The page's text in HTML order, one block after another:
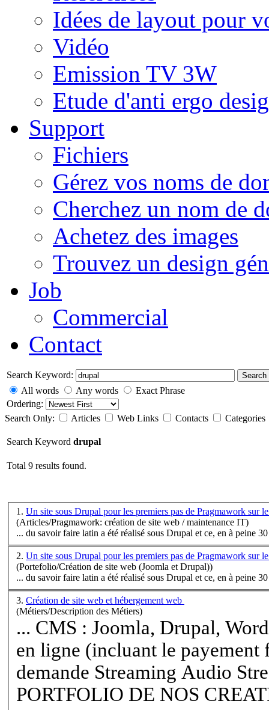
Idées de layout pour
Vidéo
Emission TV 3W
Etude d'anti ergo
Support
Fichiers
Gérez vos noms de
Cherchez un nom de
Achetez des images
Trouvez un design
Job
Commercial
Contact
Search Keyword: Search
All words Any words
Exact Phrase
Ordering:
Search Only:
Articles Web Links Contacts Categories
Search Keyword drupal
Total 9 results found.
1. Un site sous Drupal pour les premiers pas de Pragmawork sur
(Articles/Pragmawork: création de site web / maintenance IT)
... du savoir faire latin a été réalisé sous Drupal
2. Un site sous Drupal pour les premiers pas de Pragmawork sur
(Portefolio/Création de site web (Joomla et Drupal))
... du savoir faire latin a été réalisé sous Drupal
3. Création de site web et hébergement web
(Métiers/Description des Métiers)
... CMS : Joomla, Drupal,
en ligne (incluant le
demande Streaming Audio Streaming Video ---
PORTFOLIO DE NOS